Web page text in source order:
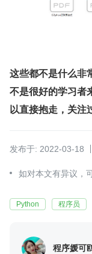
这些都不是什么非
不是很好的学习者
以直接抱走，关注
发布于: 2022-03-18
如对本文有异议，
Python 程序员
程序媛可